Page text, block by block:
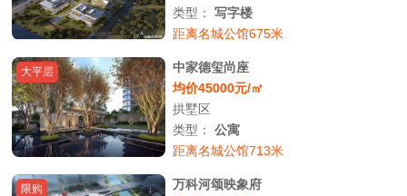
类型：写字楼
距离名城公馆675米
大平层
中家德玺尚座
均价45000元/㎡
拱墅区
类型：公寓
距离名城公馆713米
限购
万科河颂映象府